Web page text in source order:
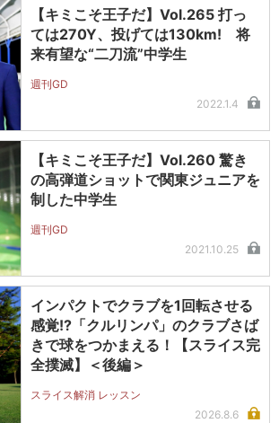
【キミこそ王子だ】Vol.265 打っ
ては270Y、投げては130km! 将
来有望な“二刀流”中学生
週刊GD
2022.1.4
【キミこそ王子だ】Vol.260 驚き
の高弾道ショットで関東ジュニアを
制した中学生
週刊GD
2021.10.25
インパクトでクラブを1回転させる
感覚!?「クルリンパ」のクラブさば
きで球をつかまえる！【スライス完
全撲滅】＜後編＞
スライス解消 レッスン
2026.8.6